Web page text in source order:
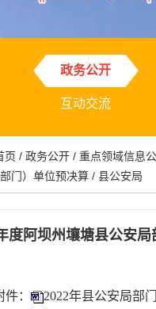
政务公开
互动交流
页 /政务公开 /重点领域信息
门）单位预决算 /县公安局
度阿坝州壤塘县公安局
件：
2022年县公安局部